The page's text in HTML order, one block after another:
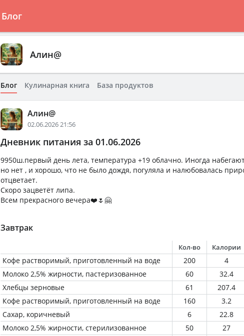
Блог
Алин@
Блог Кулинарная книга База продуктов
Алин@
02.06.2026 21:56
Дневник питания за 01.06.2026
9950ш.первый день лета, температура +19 облачно. Иногда
но нет , и хорошо, что не было дождя, погуляла и налюбовалась
отцветает.
Скоро зацветёт липа.
Всем прекрасного вечера❤️🌷🤗
Завтрак
Кол-во Калории
Кофе растворимый, приготовленный на воде 200 4
Молоко 2,5% жирности, пастеризованное
60 32.4
Хлебцы зерновые
61 207.4
Кофе растворимый, приготовленный на воде
160 3.2
Сахар, коричневый
6 22.8
Молоко 2,5% жирности, стерилизованное
50 27